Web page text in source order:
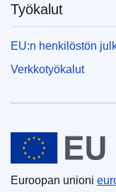
Työkalut
EU:n henkilöstön
Verkkotyökalut
Euroopan unioni
Euroopan unioni